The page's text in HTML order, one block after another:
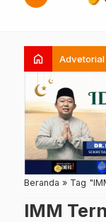
home Advetorial
Beranda » Tag
IMM